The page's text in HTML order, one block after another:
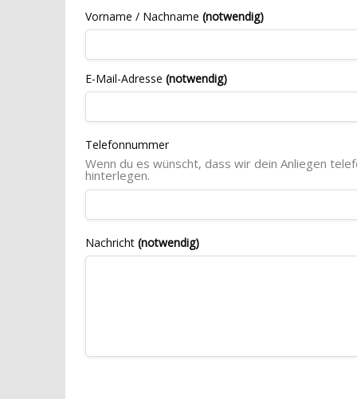
Vorname / Nachname(notwendig)
E-Mail-Adresse(notwendig)
Telefonnummer
Wenn du es wünscht, dass wir dein Anliegen
hinterlegen.
Nachricht(notwendig)